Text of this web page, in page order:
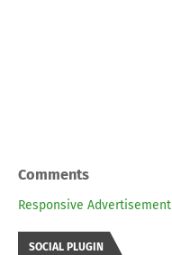
Comments
Responsive Advertisement
SOCIAL PLUGIN